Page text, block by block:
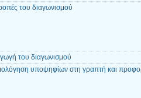
του διαγωνισμού
του διαγωνισμού
υποψηφίων στη γραπτή και